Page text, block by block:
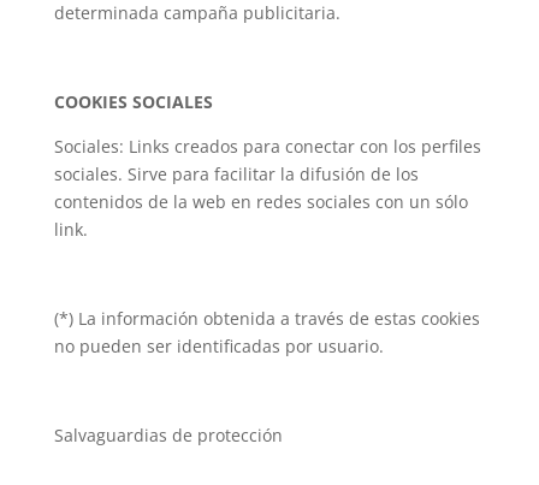
determinada campaña publicitaria.
COOKIES SOCIALES
Sociales: Links creados para conectar con los perfiles
sociales. Sirve para facilitar la difusión de los
contenidos de la web en redes sociales con un sólo
link.
(*) La información obtenida a través de estas cookies
no pueden ser identificadas por usuario.
Salvaguardias de protección